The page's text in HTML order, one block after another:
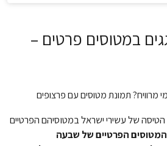
במטוסים פרטים –
של עשירי ישראל במטוסיהם הפרטיים
המטוסים הפרטיים של שבעה